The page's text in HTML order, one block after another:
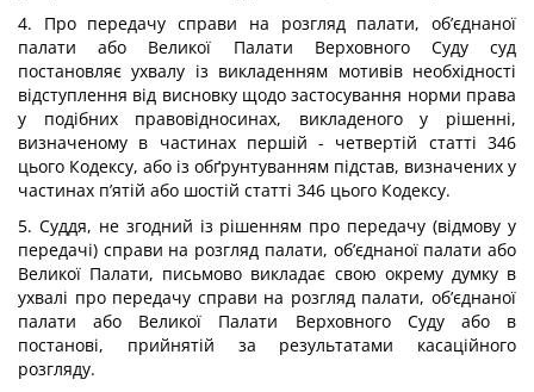
4. Про передачу справи на розгляд палати, об’єднаної
палати або Великої Палати Верховного Суду суд
постановляє ухвалу із викладенням мотивів необхідності
відступлення від висновку щодо застосування норми права
у подібних правовідносинах, викладеного у рішенні,
визначеному в частинах першій - четвертій статті 346
цього Кодексу, або із обґрунтуванням підстав, визначених у
частинах п’ятій або шостій статті 346 цього Кодексу.
5. Суддя, не згодний із рішенням про передачу (відмову у
передачі) справи на розгляд палати, об’єднаної палати або
Великої Палати, письмово викладає свою окрему думку в
ухвалі про передачу справи на розгляд палати, об’єднаної
палати або Великої Палати Верховного Суду або в
постанові, прийнятій за результатами касаційного
розгляду.